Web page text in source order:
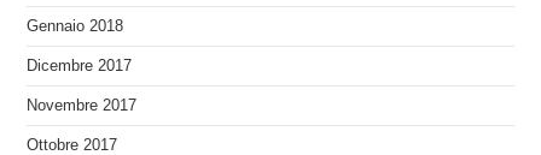
Gennaio 2018
Dicembre 2017
Novembre 2017
Ottobre 2017